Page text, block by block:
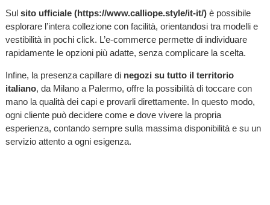
Sul sito ufficiale (https://www.calliope.style/it-it/)è possibile
esplorare l’intera collezione con facilità, orientandosi tra modelli e
vestibilità in pochi click. L’e-commerce permette di individuare
rapidamente le opzioni più adatte, senza complicare la scelta.
Infine, la presenza capillare di negozi su tutto il territorio
italiano, da Milano a Palermo, offre la possibilità di toccare con
mano la qualità dei capi e provarli direttamente. In questo modo,
ogni cliente può decidere come e dove vivere la propria
esperienza, contando sempre sulla massima disponibilità e su un
servizio attento a ogni esigenza.